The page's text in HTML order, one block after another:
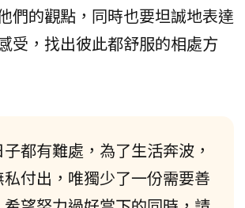
們的觀點，同時也要坦誠地表達
受，找出彼此都舒服的相處方
都有難處，為了生活奔波，
付出，唯獨少了一份需要善